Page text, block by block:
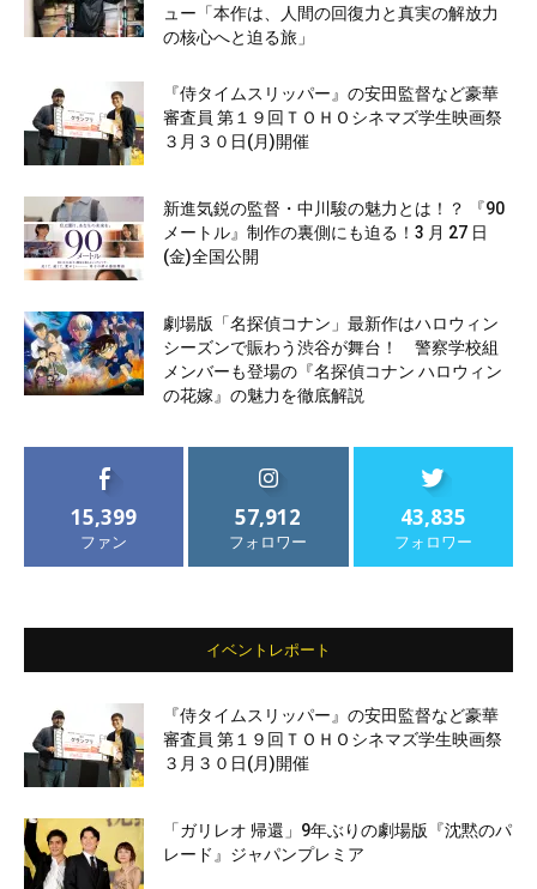
ュー「本作は、人間の回復力と真実の解放力
の核心へと迫る旅」
『侍タイムスリッパー』の安田監督など豪華
審査員 第１９回ＴＯＨＯシネマズ学生映画祭
３月３０日(月)開催
新進気鋭の監督・中川駿の魅力とは！？ 『90
メートル』制作の裏側にも迫る！3 月 27 日
(金)全国公開
劇場版「名探偵コナン」最新作はハロウィン
シーズンで賑わう渋谷が舞台！ 警察学校組
メンバーも登場の『名探偵コナン ハロウィン
の花嫁』の魅力を徹底解説
15,399
ファン
57,912
フォロワー
43,835
フォロワー
イベントレポート
『侍タイムスリッパー』の安田監督など豪華
審査員 第１９回ＴＯＨＯシネマズ学生映画祭
３月３０日(月)開催
「ガリレオ 帰還」9年ぶりの劇場版『沈黙のパ
レード』ジャパンプレミア